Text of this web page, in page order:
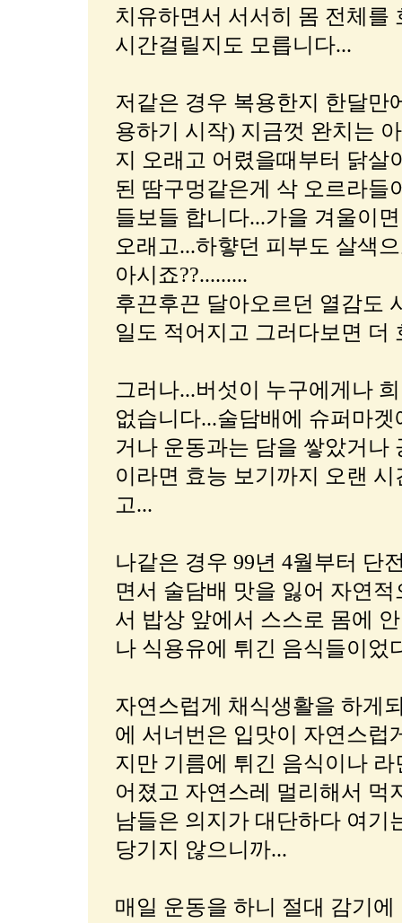
치유하면서 서서히 몸 전체를
시간걸릴지도 모릅니다...
저같은 경우 복용한지 한달만
용하기 시작) 지금껏 완치는
지 오래고 어렸을때부터 닭살
된 땀구멍같은게 삭 오르라들
들보들 합니다...가을 겨울이
오래고...하햫던 피부도 살색
아시죠??.........
후끈후끈 달아오르던 열감도
일도 적어지고 그러다보면 더
그러나...버섯이 누구에게나
없습니다...술담배에 슈퍼마
거나 운동과는 담을 쌓았거나
이라면 효능 보기까지 오랜
고...
나같은 경우 99년 4월부터 단
면서 술담배 맛을 잃어 자연
서 밥상 앞에서 스스로 몸에
나 식용유에 튀긴 음식들이었
자연스럽게 채식생활을 하게
에 서너번은 입맛이 자연스럽
지만 기름에 튀긴 음식이나
어졌고 자연스레 멀리해서 먹
남들은 의지가 대단하다 여기
당기지 않으니까...
매일 운동을 하니 절대 감기